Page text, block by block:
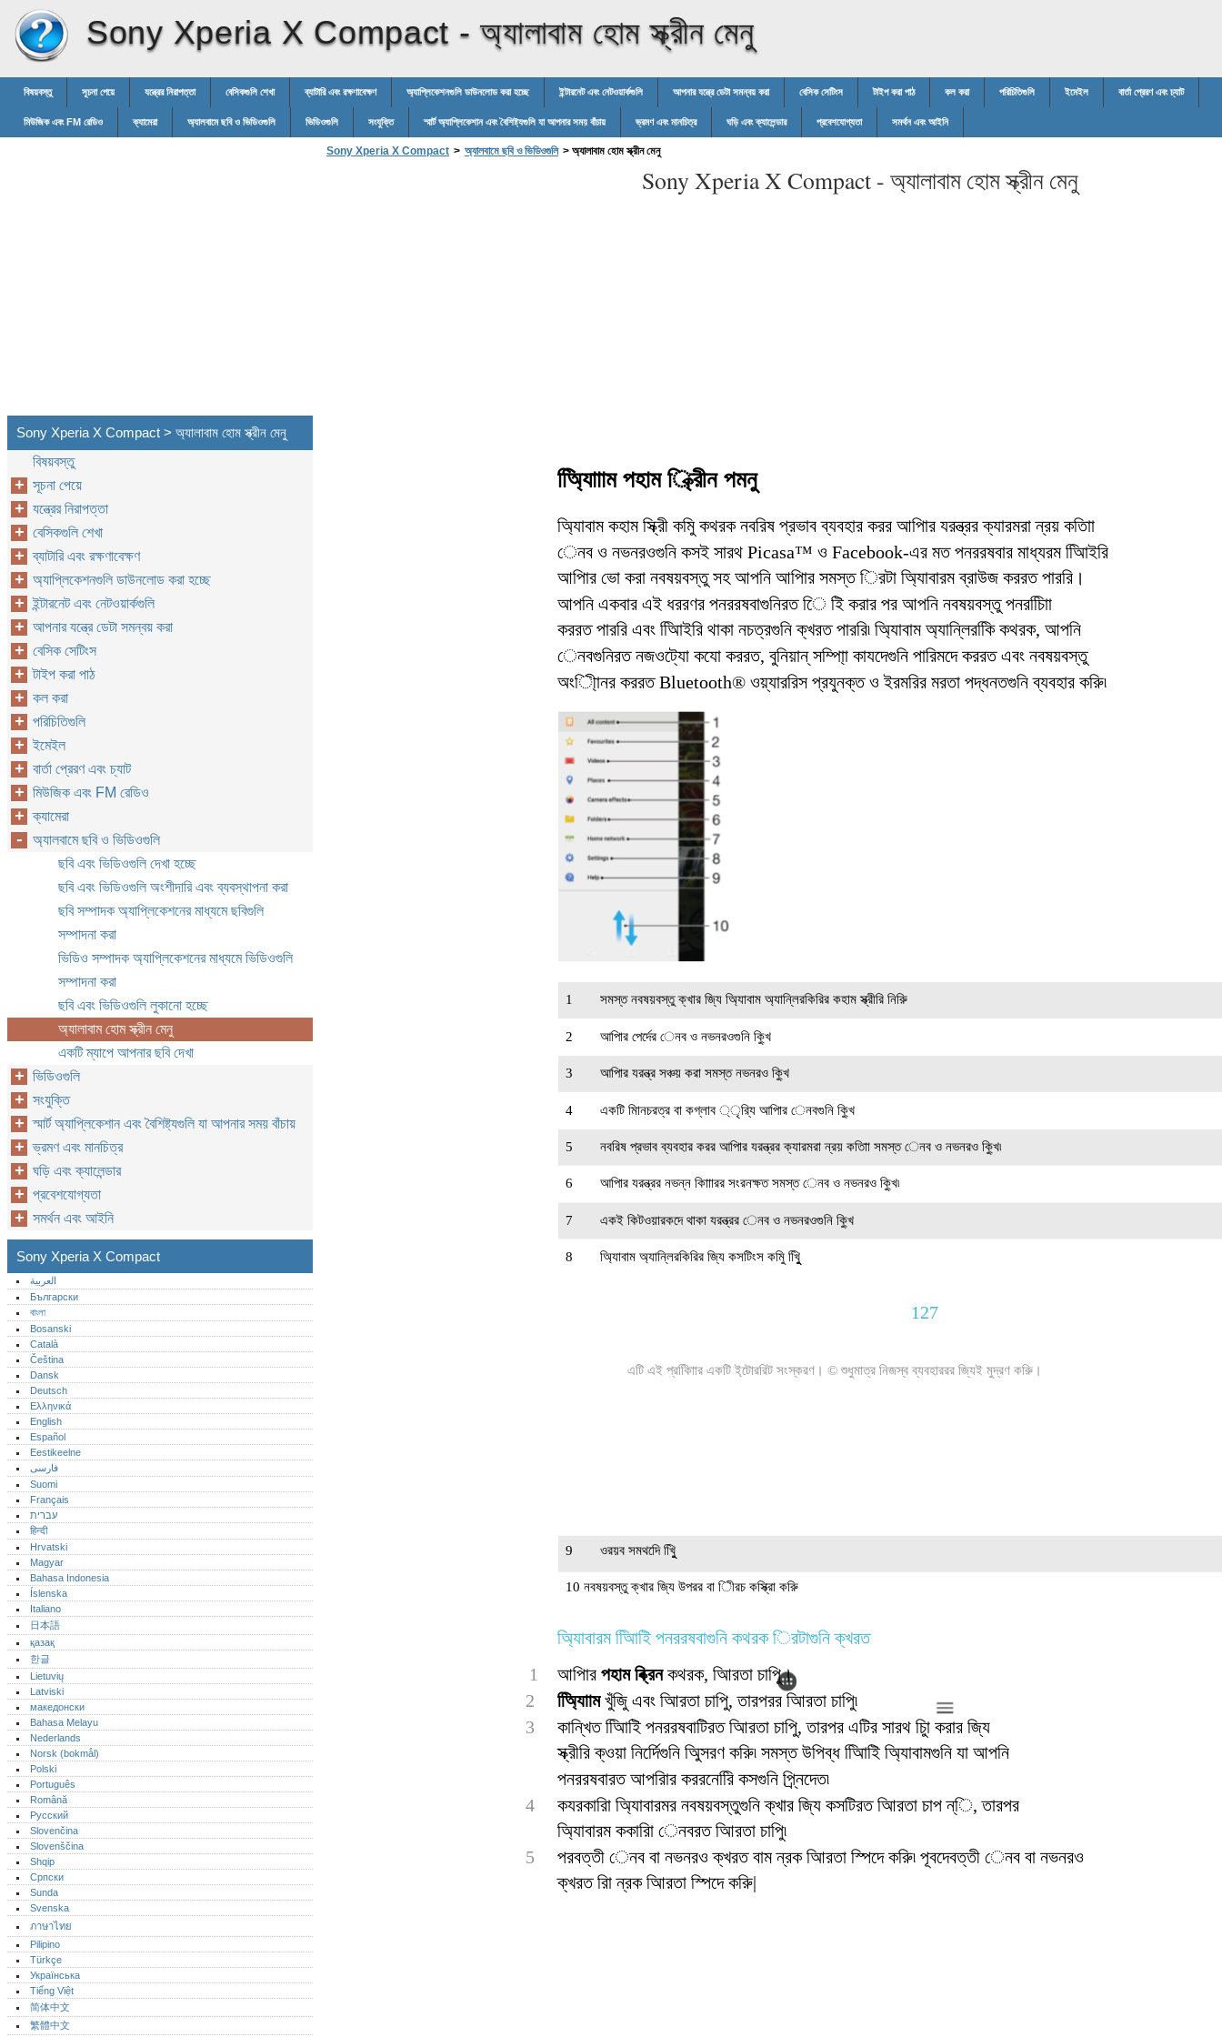
Sony Xperia X Compact -অ্যালাবাম হোম স্ক্রীন মেনু
বিষয়বস্তু সূচনা পেয়ে যন্ত্রের নিরাপত্তা বেসিকগুলি শেখা ব্যাটারি এবং রক্ষণাবেক্ষণ অ্যাপ্লিকেশনগুলি ডাউনলোড করা হচ্ছে ইন্টারনেট এবং নেটওয়ার্কগুলি আপনার যন্ত্রে ডেটা সমন্বয় করা বেসিক সেটিংস টাইপ করা পাঠ কল করা পরিচিতিগুলি ইমেইল বার্তা প্রেরণ এবং চ্যাট
মিউজিক এবং FM রেডিও ক্যামেরা অ্যালবামে ছবি ও ভিডিওগুলি ভিডিওগুলি সংযুক্তি স্মার্ট অ্যাপ্লিকেশান এবং বৈশিষ্ট্যগুলি যা আপনার সময় বাঁচায় ভ্রমণ এবং মানচিত্র ঘড়ি এবং ক্যালেন্ডার প্রবেশযোগ্যতা সমর্থন এবং আইনি
Sony Xperia X Compact > অ্যালবামে ছবি ও ভিডিওগুলি > অ্যালাবাম হোম স্ক্রীন মেনু
Sony Xperia X Compact - অ্যালাবাম হোম স্ক্রীন মেনু
অ্যািািাম পহাম ্ক্রিীন পমনু
অ্যািবাম কহাম স্ক্রীি কমিু কথরক নবরিষ প্রভাব ব্যবহার করর আপিার যরন্ত্রর ক্যারমরা ন্রয় কতািা
েনব ও নভনরওগুনি কসই সারথ Picasa™ ও Facebook-এর মত পনররষবার মাধ্যরম অিিাইরি
আপিার ভাে করা নবষয়বস্তু সহ আপনি আপিার সমস্ত িরটা অ্যািবারম ব্রাউজ কররত পাররি।
আপনি একবার এই ধররণর পনররষবাগুনিরত িে ইি করার পর আপনি নবষয়বস্তু পনরচািিা
কররত পাররি এবং অিিাইরি থাকা নচত্রগুনি ক্খরত পাররি৷ অ্যািবাম অ্যান্লিরকিি কথরক, আপনি
েনবগুনিরত নজওট্যাে কযাে কররত, বুনিয়ান্ সম্পা্িা কাযদেগুনি পারিমদে কররত এবং নবষয়বস্তু
অংিী্ানর কররত Bluetooth® ওয়্যাররিস প্রযুনক্ত ও ইরমরির মরতা পদ্ধনতগুনি ব্যবহার করুি৷
1 সমস্ত নবষয়বস্তু ক্খার জি্য অ্যািবাম অ্যান্লিরকিরির কহাম স্ক্রীরি নিরুি
2 আপিার পের্দের েনব ও নভনরওগুনি ক্খুি
3 আপিার যরন্ত্র সঞ্চয় করা সমস্ত নভনরও ক্খুি
4 একটি মািনচরত্র বা কগ্লাব ্ৃরি্য আপিার েনবগুনি ক্খুি
5 নবরিষ প্রভাব ব্যবহার করর আপিার যরন্ত্রর ক্যারমরা ন্রয় কতািা সমস্ত েনব ও নভনরও ক্খুি৷
6 আপিার যরন্ত্রর নভন্ন কিাাারর সংরনক্ষত সমস্ত েনব ও নভনরও ক্খুি৷
7 একই কিটওয়ারকদে থাকা যরন্ত্রর েনব ও নভনরওগুনি ক্খুি
8 অ্যািবাম অ্যান্লিরকিরির জি্য কসটিংস কমিু খুিুি
127
এটি এই প্রকািিার একটি ই্টোররিট সংস্করণ। © শুধুমাত্র নিজস্ব ব্যবহাররর জি্যই মুদ্রণ করুি।
9 ওরয়ব সমথদেি খুিুি
10 নবষয়বস্তু ক্খার জি্য উপরর বা িীরচ কস্ক্রাি করুি
অ্যািবারম অিিাইি পনররষবাগুনি কথরক িরটাগুনি ক্খরত
1
আপিার পহাম ব্ক্রিনকথরক, আিরতা চাপুি।
2
অ্যািিামখুঁজুি এবং আিরতা চাপুি, তারপরর আিরতা চাপুি৷
3
কান্খিত অিিাইি পনররষবাটিরত আিরতা চাপুি, তারপর এটির সারথ চািু করার জি্য
স্ক্রীরি ক্ওয়া নির্দেিগুনি অিুসরণ করুি৷ সমস্ত উপিব্ধ অিিাইি অ্যািবামগুনি যা আপনি
পনররষবারত আপরিার কররনেরিি কসগুনি প্র্নিদেত৷
4
কযরকারিা অ্যািবারমর নবষয়বস্তুগুনি ক্খার জি্য কসটিরত আিরতা চাপ ন্ি, তারপর
অ্যািবারম ককারিা েনবরত আিরতা চাপুি৷
5
পরবত্তী েনব বা নভনরও ক্খরত বাম ন্রক আিরতা স্পিদে করুি৷ পূবদেবত্তী েনব বা নভনরও
ক্খরত রাি ন্রক আিরতা স্পিদে করুি|
Sony Xperia X Compact > অ্যালাবাম হোম স্ক্রীন মেনু
বিষয়বস্তু
সূচনা পেয়ে
যন্ত্রের নিরাপত্তা
বেসিকগুলি শেখা
ব্যাটারি এবং রক্ষণাবেক্ষণ
অ্যাপ্লিকেশনগুলি ডাউনলোড করা হচ্ছে
ইন্টারনেট এবং নেটওয়ার্কগুলি
আপনার যন্ত্রে ডেটা সমন্বয় করা
বেসিক সেটিংস
টাইপ করা পাঠ
কল করা
পরিচিতিগুলি
ইমেইল
বার্তা প্রেরণ এবং চ্যাট
মিউজিক এবং FM রেডিও
ক্যামেরা
অ্যালবামে ছবি ও ভিডিওগুলি
ছবি এবং ভিডিওগুলি দেখা হচ্ছে
ছবি এবং ভিডিওগুলি অংশীদারি এবং ব্যবস্থাপনা করা
ছবি সম্পাদক অ্যাপ্লিকেশনের মাধ্যমে ছবিগুলি
সম্পাদনা করা
ভিডিও সম্পাদক অ্যাপ্লিকেশনের মাধ্যমে ভিডিওগুলি
সম্পাদনা করা
ছবি এবং ভিডিওগুলি লুকানো হচ্ছে
অ্যালাবাম হোম স্ক্রীন মেনু
একটি ম্যাপে আপনার ছবি দেখা
ভিডিওগুলি
সংযুক্তি
স্মার্ট অ্যাপ্লিকেশান এবং বৈশিষ্ট্যগুলি যা আপনার সময় বাঁচায়
ভ্রমণ এবং মানচিত্র
ঘড়ি এবং ক্যালেন্ডার
প্রবেশযোগ্যতা
সমর্থন এবং আইনি
Sony Xperia X Compact
العربية
Български
বাংলা
Bosanski
Català
Čeština
Dansk
Deutsch
Ελληνικά
English
Español
Eestikeelne
فارسی
Suomi
Français
עברית
हिन्दी
Hrvatski
Magyar
Bahasa Indonesia
Íslenska
Italiano
日本語
қазақ
한글
Lietuvių
Latviski
македонски
Bahasa Melayu
Nederlands
Norsk (bokmål)‎
Polski
Português‎
Română
Русский
Slovenčina
Slovenščina
Shqip
Српски
Sunda
Svenska
ภาษาไทย
Pilipino
Türkçe
Українська
Tiếng Việt
简体中文
繁體中文